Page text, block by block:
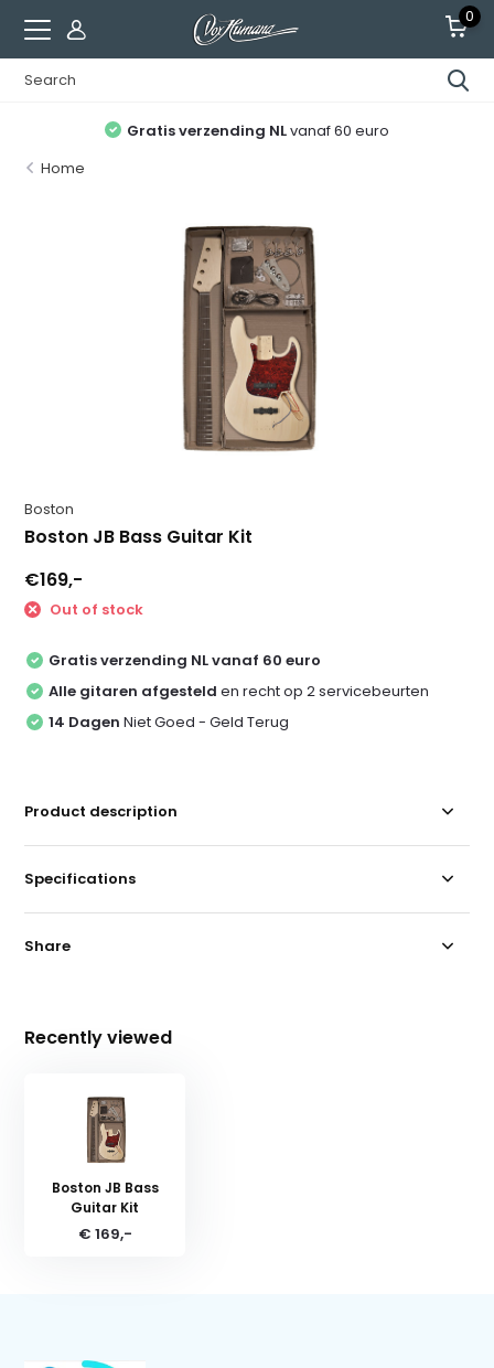
0
Gratis verzending NLvanaf 60 euro
Home
Boston
Boston JB Bass Guitar Kit
€169,-
Out of stock
Gratis verzending NL vanaf 60 euro
Alle gitaren afgesteld en recht op 2 servicebeurten
14 Dagen Niet Goed - Geld Terug
Product description
Specifications
Share
Recently viewed
Boston JB Bass
Guitar Kit
€ 169,-